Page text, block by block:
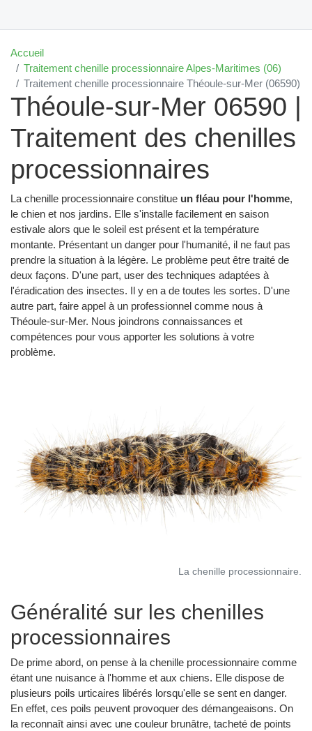
Accueil
Traitement chenille processionnaire Alpes-Maritimes (06)
Traitement chenille processionnaire Théoule-sur-Mer (06590)
Théoule-sur-Mer 06590 |
Traitement des chenilles
processionnaires
La chenille processionnaire constitue un fléau pour l'homme,
le chien et nos jardins. Elle s'installe facilement en saison
estivale alors que le soleil est présent et la température
montante. Présentant un danger pour l'humanité, il ne faut pas
prendre la situation à la légère. Le problème peut être traité de
deux façons. D'une part, user des techniques adaptées à
l'éradication des insectes. Il y en a de toutes les sortes. D'une
autre part, faire appel à un professionnel comme nous à
Théoule-sur-Mer. Nous joindrons connaissances et
compétences pour vous apporter les solutions à votre
problème.
La chenille processionnaire.
Généralité sur les chenilles
processionnaires
De prime abord, on pense à la chenille processionnaire comme
étant une nuisance à l'homme et aux chiens. Elle dispose de
plusieurs poils urticaires libérés lorsqu'elle se sent en danger.
En effet, ces poils peuvent provoquer des démangeaisons. On
la reconnaît ainsi avec une couleur brunâtre, tacheté de points